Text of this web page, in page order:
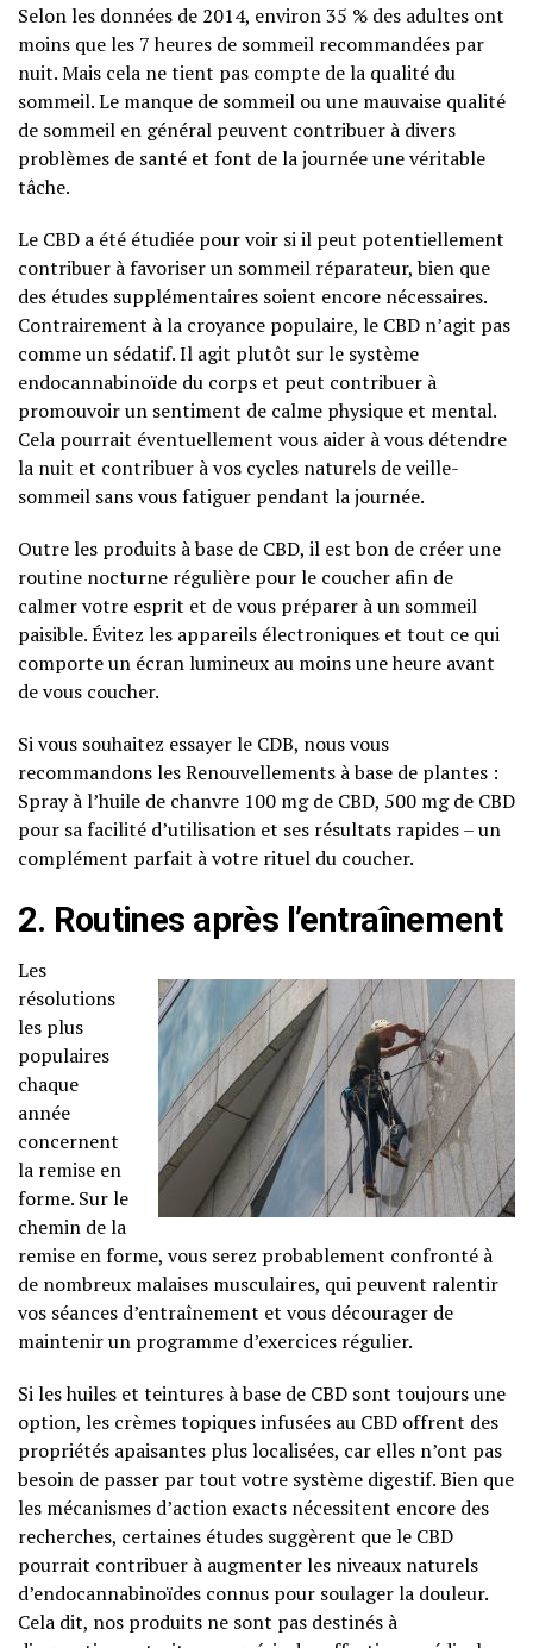
Selon les données de 2014, environ 35 % des adultes ont
moins que les 7 heures de sommeil recommandées par
nuit. Mais cela ne tient pas compte de la qualité du
sommeil. Le manque de sommeil ou une mauvaise qualité
de sommeil en général peuvent contribuer à divers
problèmes de santé et font de la journée une véritable
tâche.
Le CBD a été étudiée pour voir si il peut potentiellement
contribuer à favoriser un sommeil réparateur, bien que
des études supplémentaires soient encore nécessaires.
Contrairement à la croyance populaire, le CBD n’agit pas
comme un sédatif. Il agit plutôt sur le système
endocannabinoïde du corps et peut contribuer à
promouvoir un sentiment de calme physique et mental.
Cela pourrait éventuellement vous aider à vous détendre
la nuit et contribuer à vos cycles naturels de veille-
sommeil sans vous fatiguer pendant la journée.
Outre les produits à base de CBD, il est bon de créer une
routine nocturne régulière pour le coucher afin de
calmer votre esprit et de vous préparer à un sommeil
paisible. Évitez les appareils électroniques et tout ce qui
comporte un écran lumineux au moins une heure avant
de vous coucher.
Si vous souhaitez essayer le CDB, nous vous
recommandons les Renouvellements à base de plantes :
Spray à l’huile de chanvre 100 mg de CBD, 500 mg de CBD
pour sa facilité d’utilisation et ses résultats rapides – un
complément parfait à votre rituel du coucher.
2. Routines après l’entraînement
Les
résolutions
les plus
populaires
chaque
année
concernent
la remise en
forme. Sur le
chemin de la
remise en forme, vous serez probablement confronté à
de nombreux malaises musculaires, qui peuvent ralentir
vos séances d’entraînement et vous décourager de
maintenir un programme d’exercices régulier.
Si les huiles et teintures à base de CBD sont toujours une
option, les crèmes topiques infusées au CBD offrent des
propriétés apaisantes plus localisées, car elles n’ont pas
besoin de passer par tout votre système digestif. Bien que
les mécanismes d’action exacts nécessitent encore des
recherches, certaines études suggèrent que le CBD
pourrait contribuer à augmenter les niveaux naturels
d’endocannabinoïdes connus pour soulager la douleur.
Cela dit, nos produits ne sont pas destinés à